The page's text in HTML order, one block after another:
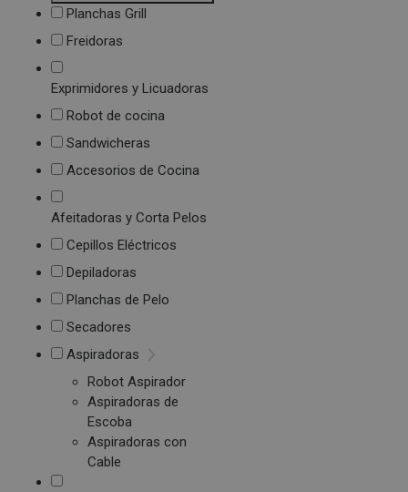
Planchas Grill
Freidoras
Exprimidores y Licuadoras
Robot de cocina
Sandwicheras
Accesorios de Cocina
Afeitadoras y Corta Pelos
Cepillos Eléctricos
Depiladoras
Planchas de Pelo
Secadores
Aspiradoras
Robot Aspirador
Aspiradoras de
Escoba
Aspiradoras con
Cable